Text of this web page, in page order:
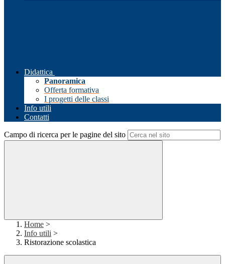
Didattica
Panoramica
Offerta formativa
I progetti delle classi
Info utili
Contatti
Campo di ricerca per le pagine del sito
Home >
Info utili >
Ristorazione scolastica